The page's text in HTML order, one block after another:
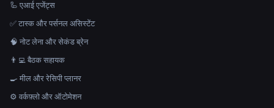
🦾 एआई एजेंट्स
✅ टास्क और पर्सनल असिस्टेंट
🧠 नोट लेना और सेकंड ब्रेन
👨‍💻 बैठक सहायक
🍳 मील और रेसिपी प्लानर
⚙️ वर्कफ़्लो और ऑटोमेशन